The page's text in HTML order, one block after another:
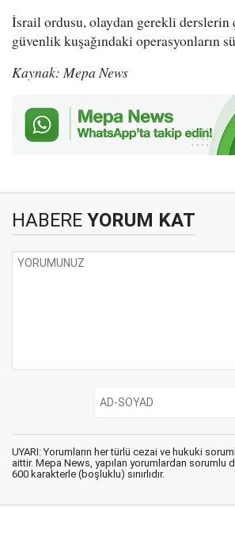
İsrail ordusu, olaydan gerekli derslerin
güvenlik kuşağındaki operasyonların
Kaynak: Mepa News
HABERE YORUM KAT
UYARI: Yorumların her türlü cezai ve hukuki
aittir. Mepa News, yapılan yorumlardan sorumlu
600 karakterle (boşluklu) sınırlıdır.